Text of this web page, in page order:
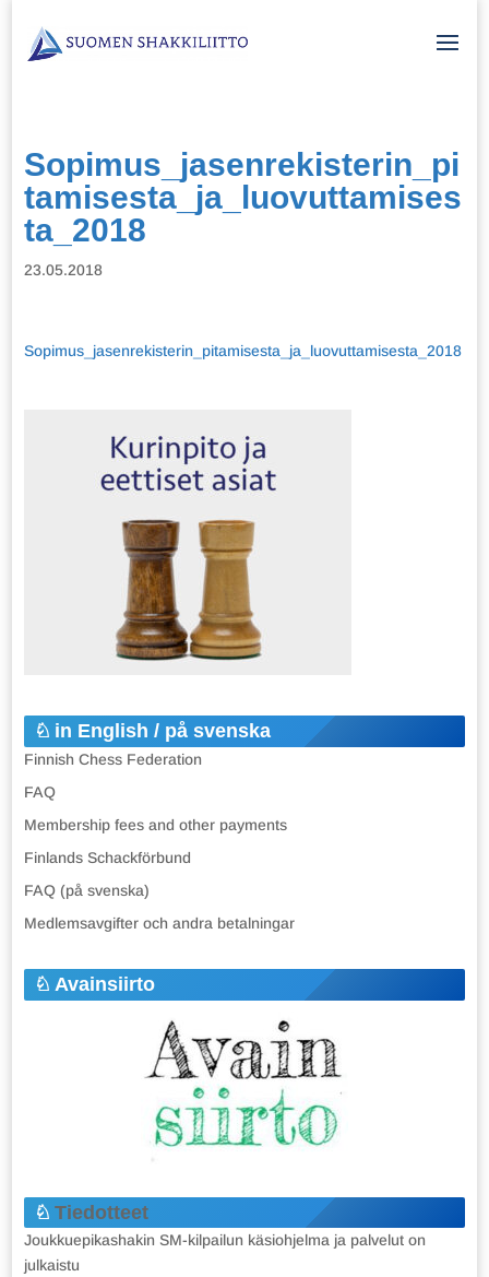
Sopimus_jasenrekisterin_pi
tamisesta_ja_luovuttamises
ta_2018
23.05.2018
Sopimus_jasenrekisterin_pitamisesta_ja_luovuttamisesta_2018
in English / på svenska
Finnish Chess Federation
FAQ
Membership fees and other payments
Finlands Schackförbund
FAQ (på svenska)
Medlemsavgifter och andra betalningar
Avainsiirto
Tiedotteet
Joukkuepikashakin SM-kilpailun käsiohjelma ja palvelut on
julkaistu